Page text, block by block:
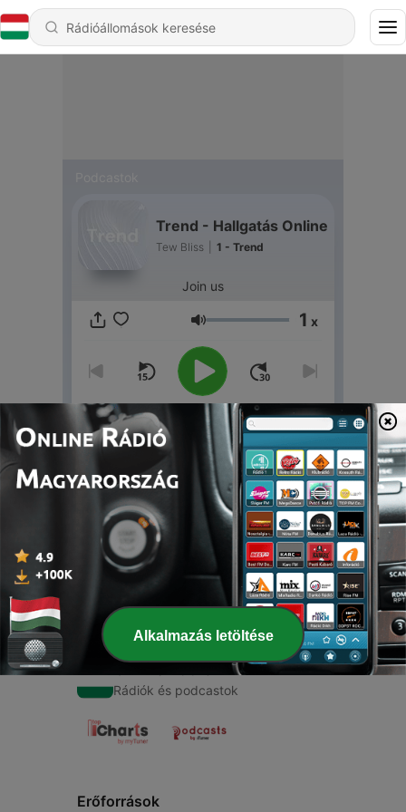
Trend - Hallgatás Online
Tew Bliss 1 - Trend
Join us
Hangerő 1 x
00:00 00:00
Epizódok
Trend
20 május 2021
Rádiók és podcastok
Erőforrások
Alkalmazás letöltése